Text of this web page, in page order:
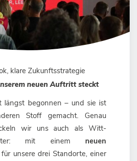
klare Zukunftsstrategie
neuen Auftritt steckt
längst begonnen – und sie ist
Stoff gemacht. Genau
wir uns auch als Witt-
mit einem neuen
für unsere drei Standorte, einer